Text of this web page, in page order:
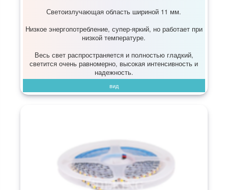
Светоизлучающая область шириной 11 мм.
Низкое энергопотребление, супер-яркий, но работает при
низкой температуре.
Весь свет распространяется и полностью гладкий,
светится очень равномерно, высокая интенсивность и
надежность.
вид